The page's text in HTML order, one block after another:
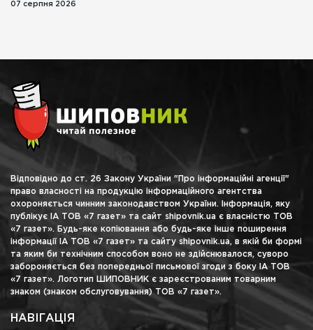
07 серпня 2026
Відповідно до ст. 26 Закону України "Про інформаційні агенції"
право власності на продукцію інформаційного агентства
охороняється чинним законодавством України. Інформація, яку
публікує ІА ТОВ «7 газет» та сайт shipovnik.ua є власністю ТОВ
«7 газет». Будь-яке копіювання або будь-яке інше поширення
інформації ІА ТОВ «7 газет» та сайту shipovnik.ua, в якій би формі
та яким би технічним способом воно не здійснювалося, суворо
забороняється без попередньої письмової згоди з боку ІА ТОВ
«7 газет». Логотип ШИПОВНИК є зареєстрованим товарним
знаком (знаком обслуговування) ТОВ «7 газет».
НАВІГАЦІЯ